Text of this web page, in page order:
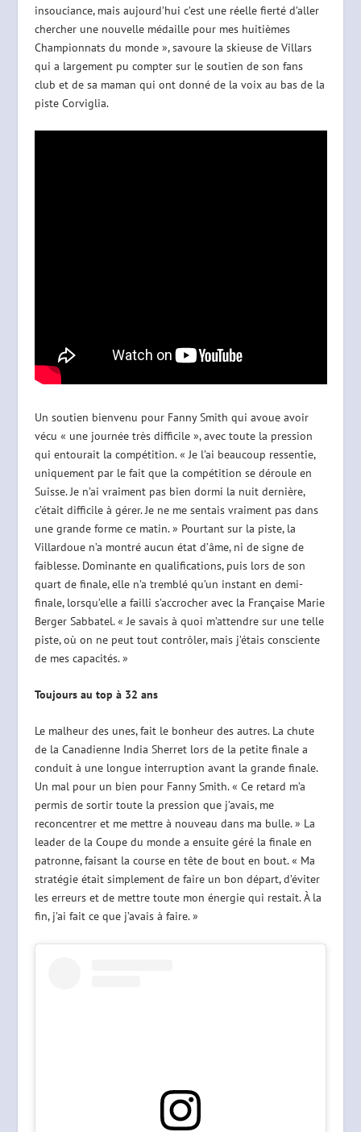
insouciance, mais aujourd’hui c’est une réelle fierté d’aller
chercher une nouvelle médaille pour mes huitièmes
Championnats du monde », savoure la skieuse de Villars
qui a largement pu compter sur le soutien de son fans
club et de sa maman qui ont donné de la voix au bas de la
piste Corviglia.
Un soutien bienvenu pour Fanny Smith qui avoue avoir
vécu « une journée très difficile », avec toute la pression
qui entourait la compétition. « Je l’ai beaucoup ressentie,
uniquement par le fait que la compétition se déroule en
Suisse. Je n’ai vraiment pas bien dormi la nuit dernière,
c’était difficile à gérer. Je ne me sentais vraiment pas dans
une grande forme ce matin. » Pourtant sur la piste, la
Villardoue n’a montré aucun état d’âme, ni de signe de
faiblesse. Dominante en qualifications, puis lors de son
quart de finale, elle n’a tremblé qu’un instant en demi-
finale, lorsqu’elle a failli s’accrocher avec la Française Marie
Berger Sabbatel. « Je savais à quoi m’attendre sur une telle
piste, où on ne peut tout contrôler, mais j’étais consciente
de mes capacités. »
Toujours au top à 32 ans
Le malheur des unes, fait le bonheur des autres. La chute
de la Canadienne India Sherret lors de la petite finale a
conduit à une longue interruption avant la grande finale.
Un mal pour un bien pour Fanny Smith. « Ce retard m’a
permis de sortir toute la pression que j’avais, me
reconcentrer et me mettre à nouveau dans ma bulle. » La
leader de la Coupe du monde a ensuite géré la finale en
patronne, faisant la course en tête de bout en bout. « Ma
stratégie était simplement de faire un bon départ, d’éviter
les erreurs et de mettre toute mon énergie qui restait. À la
fin, j’ai fait ce que j’avais à faire. »